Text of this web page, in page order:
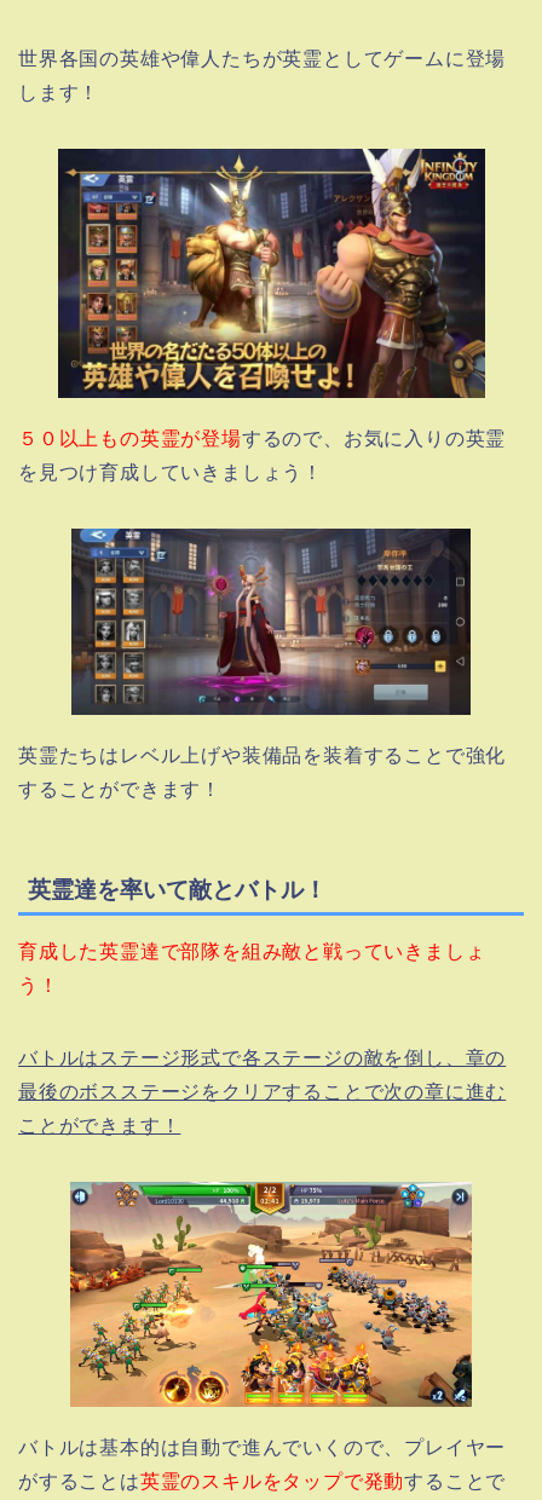
世界各国の英雄や偉人たちが英霊としてゲームに登場
します！
５０以上もの英霊が登場するので、お気に入りの英霊
を見つけ育成していきましょう！
英霊たちはレベル上げや装備品を装着することで強化
することができます！
英霊達を率いて敵とバトル！
育成した英霊達で部隊を組み敵と戦っていきましょ
う！
バトルはステージ形式で各ステージの敵を倒し、章の
最後のボスステージをクリアすることで次の章に進む
ことができます！
バトルは基本的は自動で進んでいくので、プレイヤー
がすることは英霊のスキルをタップで発動することで